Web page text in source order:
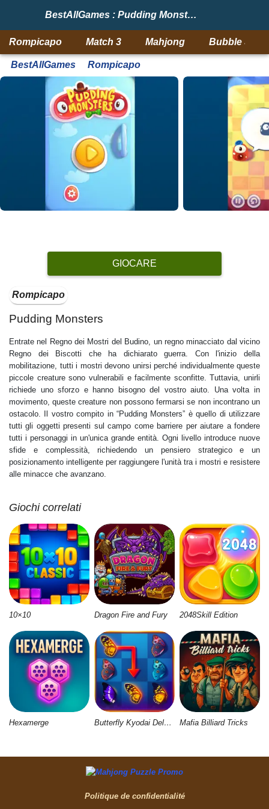
BestAllGames : Pudding Monsters
Rompicapo Match 3 Mahjong Bubble
BestAllGames Rompicapo
GIOCARE
Rompicapo
Pudding Monsters
Entrate nel Regno dei Mostri del Budino, un regno minacciato dal vicino
Regno dei Biscotti che ha dichiarato guerra. Con l'inizio della
mobilitazione, tutti i mostri devono unirsi perché individualmente queste
piccole creature sono vulnerabili e facilmente sconfitte. Tuttavia, unirli
richiede uno sforzo e hanno bisogno del vostro aiuto. Una volta in
movimento, queste creature non possono fermarsi se non incontrano un
ostacolo. Il vostro compito in “Pudding Monsters” è quello di utilizzare
tutti gli oggetti presenti sul campo come barriere per aiutare a fondere
tutti i personaggi in un'unica grande entità. Ogni livello introduce nuove
sfide e complessità, richiedendo un pensiero strategico e un
posizionamento intelligente per raggiungere l'unità tra i mostri e resistere
alle minacce che avanzano.
Giochi correlati
10×10 Dragon Fire and Fury 2048Skill Edition
Hexamerge Butterfly Kyodai Deluxe 2 Mafia Billiard Tricks
Politique de confidentialité